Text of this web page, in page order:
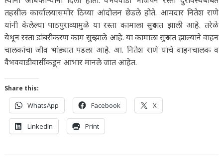
तहसील कार्यालयासमोर ठिय्या आंदोलन छेडले होते. आमदार नितेश राणे
यांनी केलेल्या पाठपुराव्यामुळे या रस्ता कामाला सुरुवात झाली आहे. तरेळे
येथून रस्ता डांबरीकरण काम सुरु झाले आहे. या कामाला सुरुवात झाल्याने वाहन
चालकांचा जीव भांड्यात पडला आहे. आ. नितेश राणे यांचे वाहनचालक व
वैभववाडीवासींकडून आभार मानले जात आहेत.
Share this:
WhatsApp Facebook X
LinkedIn Print